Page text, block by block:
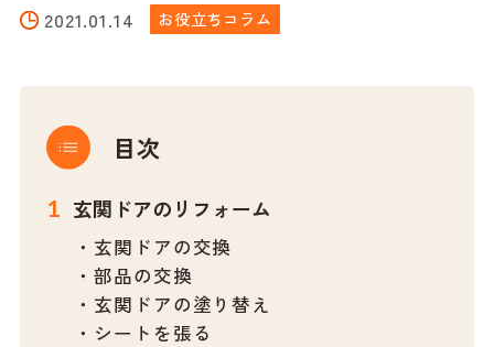
2021.01.14 お役立ちコラム
目次
玄関ドアのリフォーム
・玄関ドアの交換
・部品の交換
・玄関ドアの塗り替え
・シートを張る